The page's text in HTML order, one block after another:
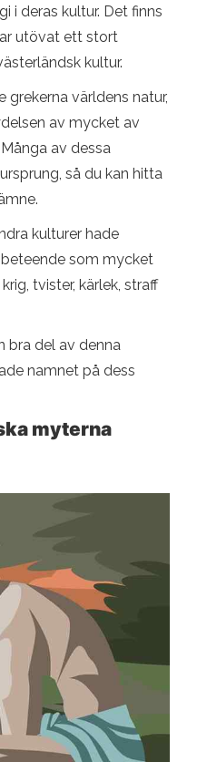
i deras kultur. Det finns
utövat ett stort
kultur.
världens natur,
av mycket av
av dessa
så du kan hitta
kulturer hade
som mycket
tvister, kärlek, straff
bra del av denna
namnet på dess
myterna